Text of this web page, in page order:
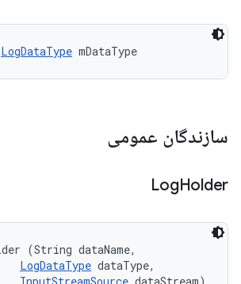
LogDataType mDataType
سازندگان عمومی
LogHolder
(String dataName,
LogDataType dataType,